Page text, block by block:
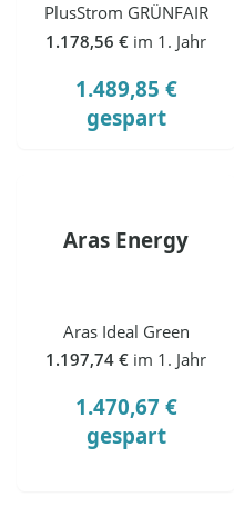
PlusStrom GRÜNFAIR
1.178,56 € im 1. Jahr
1.489,85 €
gespart
Aras Energy
Aras Ideal Green
1.197,74 € im 1. Jahr
1.470,67 €
gespart